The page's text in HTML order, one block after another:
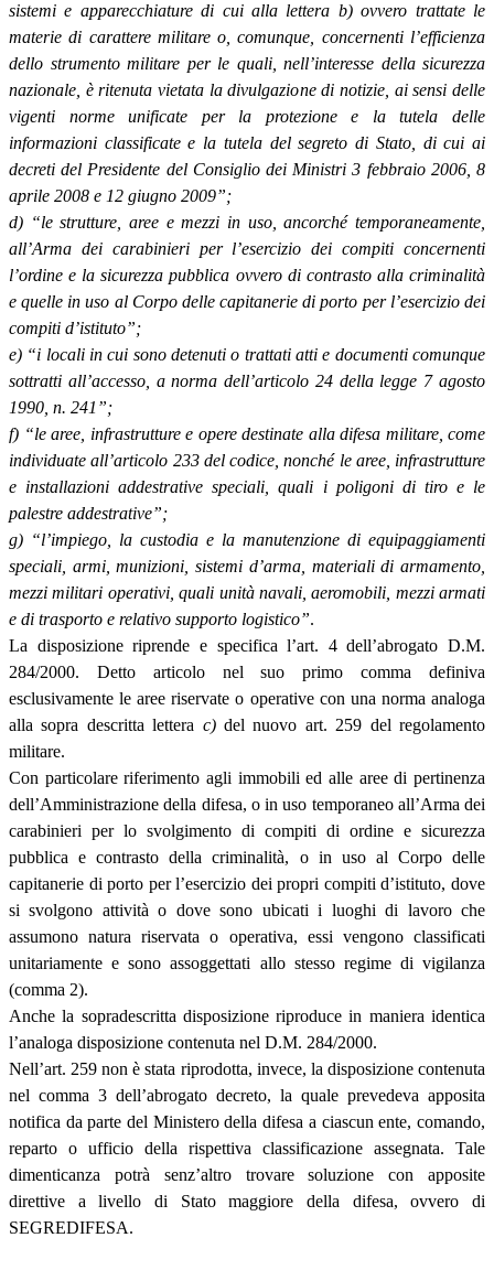
sistemi e apparecchiature di cui alla lettera b) ovvero trattate le
materie di carattere militare o, comunque, concernenti l’efficienza
dello strumento militare per le quali, nell’interesse della sicurezza
nazionale, è ritenuta vietata la divulgazione di notizie, ai sensi delle
vigenti norme unificate per la protezione e la tutela delle
informazioni classificate e la tutela del segreto di Stato, di cui ai
decreti del Presidente del Consiglio dei Ministri 3 febbraio 2006, 8
aprile 2008 e 12 giugno 2009”;
d) “le strutture, aree e mezzi in uso, ancorché temporaneamente,
all’Arma dei carabinieri per l’esercizio dei compiti concernenti
l’ordine e la sicurezza pubblica ovvero di contrasto alla criminalità
e quelle in uso al Corpo delle capitanerie di porto per l’esercizio dei
compiti d’istituto”;
e) “i locali in cui sono detenuti o trattati atti e documenti comunque
sottratti all’accesso, a norma dell’articolo 24 della legge 7 agosto
1990, n. 241”;
f) “le aree, infrastrutture e opere destinate alla difesa militare, come
individuate all’articolo 233 del codice, nonché le aree, infrastrutture
e installazioni addestrative speciali, quali i poligoni di tiro e le
palestre addestrative”;
g) “l’impiego, la custodia e la manutenzione di equipaggiamenti
speciali, armi, munizioni, sistemi d’arma, materiali di armamento,
mezzi militari operativi, quali unità navali, aeromobili, mezzi armati
e di trasporto e relativo supporto logistico”.
La disposizione riprende e specifica l’art. 4 dell’abrogato D.M.
284/2000. Detto articolo nel suo primo comma definiva
esclusivamente le aree riservate o operative con una norma analoga
alla sopra descritta lettera c)del nuovo art. 259 del regolamento
militare.
Con particolare riferimento agli immobili ed alle aree di pertinenza
dell’Amministrazione della difesa, o in uso temporaneo all’Arma dei
carabinieri per lo svolgimento di compiti di ordine e sicurezza
pubblica e contrasto della criminalità, o in uso al Corpo delle
capitanerie di porto per l’esercizio dei propri compiti d’istituto, dove
si svolgono attività o dove sono ubicati i luoghi di lavoro che
assumono natura riservata o operativa, essi vengono classificati
unitariamente e sono assoggettati allo stesso regime di vigilanza
(comma 2).
Anche la sopradescritta disposizione riproduce in maniera identica
l’analoga disposizione contenuta nel D.M. 284/2000.
Nell’art. 259 non è stata riprodotta, invece, la disposizione contenuta
nel comma 3 dell’abrogato decreto, la quale prevedeva apposita
notifica da parte del Ministero della difesa a ciascun ente, comando,
reparto o ufficio della rispettiva classificazione assegnata. Tale
dimenticanza potrà senz’altro trovare soluzione con apposite
direttive a livello di Stato maggiore della difesa, ovvero di
SEGREDIFESA.